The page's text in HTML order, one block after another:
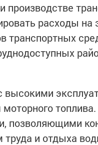
производстве
расходы на
транспортных
высокими
топлива.
позволяющими
и отдыха